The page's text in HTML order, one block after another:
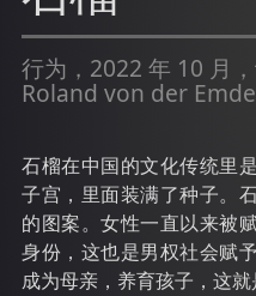
行为，2022 年 10 月
Roland von der
石榴在中国的文化传统里
子宫，里面装满了种子。
的图案。女性一直以来被
身份，这也是男权社会赋
成为母亲，养育孩子，这就